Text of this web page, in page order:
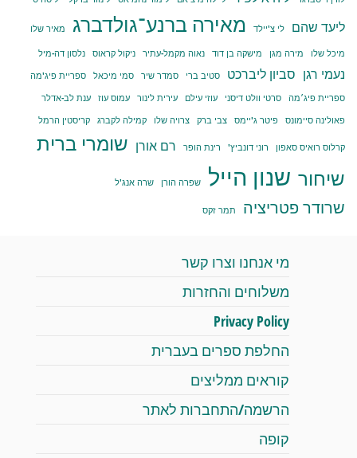
ליעד שהם לי צ'יילד מאירה ברנע־גולדברג מאיר שלו
מיכל שלו מירה מגן מישקה בן דוד נאוה מקמל-עתיר ניקול קראוס נלסון דה-מיל
נעמי רגן סביון ליברכט סטיב ברי סמדר שיר סמי מיכאל
ספריית פיג'מה
ספריית פיג׳מה
סרטי וולט דיסני עוזי עילם עירית לינור עמוס עוז
ענת לב-אדלר
פאולינה סיימונס
פיטר ג'יימס צבי ברק צרויה שלו קמילה לקברג קריסטין הרמל
קרלוס רואיס סאפון רוני דונביץ' רינת הופר רם אורן שומרי ברית
שיחור שנון הייל שפרה הורן שרה אנג'ל
שרודר פטריציה תמר זקס
מי אנחנו וצרו קשר
משלוחים והחזרות
Privacy Policy
החלפת ספרים בעברית
קוראים ממליצים
הרשמה/התחברות לאתר
קופה